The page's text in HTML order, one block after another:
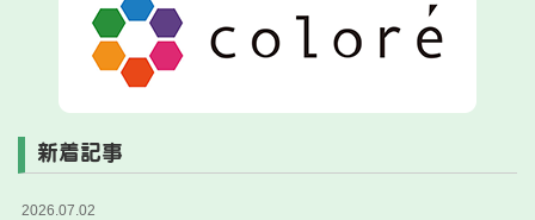
新着記事
2026.07.02